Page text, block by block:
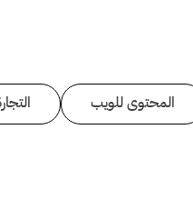
المحتوى للويب